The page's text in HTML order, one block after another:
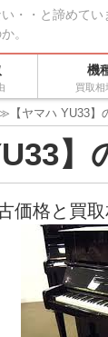
・・と諦めて
。
機
買取相
【ヤマハ YU33】
】
価格と買